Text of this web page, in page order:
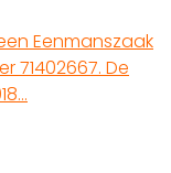
Eenmanszaak
71402667. De